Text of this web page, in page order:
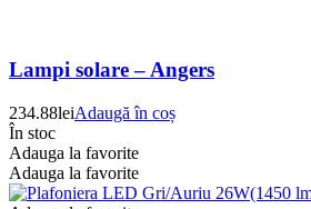
Lampi solare – Angers
234.88leiAdaugă în coș
În stoc
Adauga la favorite
Adauga la favorite